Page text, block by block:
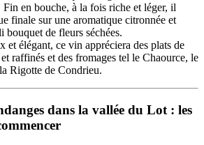
Fin en bouche, à la fois riche et léger, il
finale sur une aromatique citronnée et
bouquet de fleurs séchées.
et élégant, ce vin appréciera des plats de
raffinés et des fromages tel le Chaource, le
Rigotte de Condrieu.
dans la vallée du Lot : les